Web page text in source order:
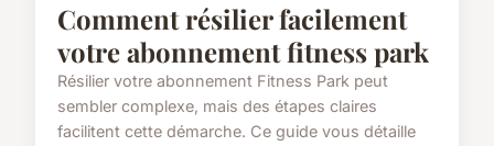
Comment résilier facilement
votre abonnement fitness park
Résilier votre abonnement Fitness Park peut
sembler complexe, mais des étapes claires
facilitent cette démarche. Ce guide vous détaille